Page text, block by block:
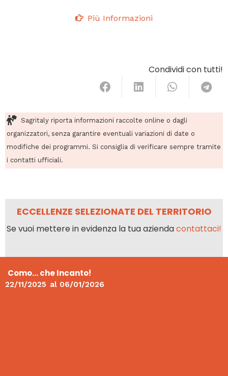
Più Informazioni
Condividi con tutti!
Sagritaly riporta informazioni raccolte online o dagli
organizzatori, senza garantire eventuali variazioni di date o
modifiche dei programmi. Si consiglia di verificare sempre tramite
i contatti ufficiali.
ECCELLENZE SELEZIONATE DEL TERRITORIO
Se vuoi mettere in evidenza la tua aziendacontattaci!
Como… che Incanto!
22/11/2025 al 06/01/2026